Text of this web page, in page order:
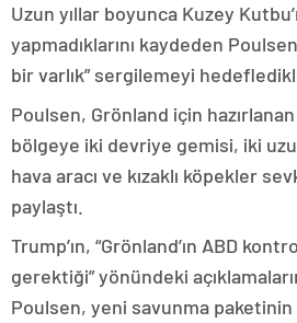
Uzun yıllar boyunca Kuzey
yapmadıklarını kaydeden
bir varlık” sergilemeyi
Poulsen, Grönland için
bölgeye iki devriye gemisi, iki
hava aracı ve kızaklı köpekler
paylaştı.
Trump’ın, “Grönland’ın ABD
gerektiği” yönündeki
Poulsen, yeni savunma paketinin